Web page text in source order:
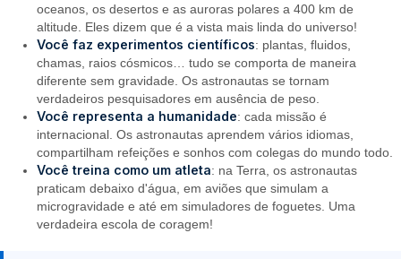
oceanos, os desertos e as auroras polares a 400 km de
altitude. Eles dizem que é a vista mais linda do universo!
Você faz experimentos científicos: plantas, fluidos,
chamas, raios cósmicos… tudo se comporta de maneira
diferente sem gravidade. Os astronautas se tornam
verdadeiros pesquisadores em ausência de peso.
Você representa a humanidade: cada missão é
internacional. Os astronautas aprendem vários idiomas,
compartilham refeições e sonhos com colegas do mundo todo.
Você treina como um atleta: na Terra, os astronautas
praticam debaixo d'água, em aviões que simulam a
microgravidade e até em simuladores de foguetes. Uma
verdadeira escola de coragem!